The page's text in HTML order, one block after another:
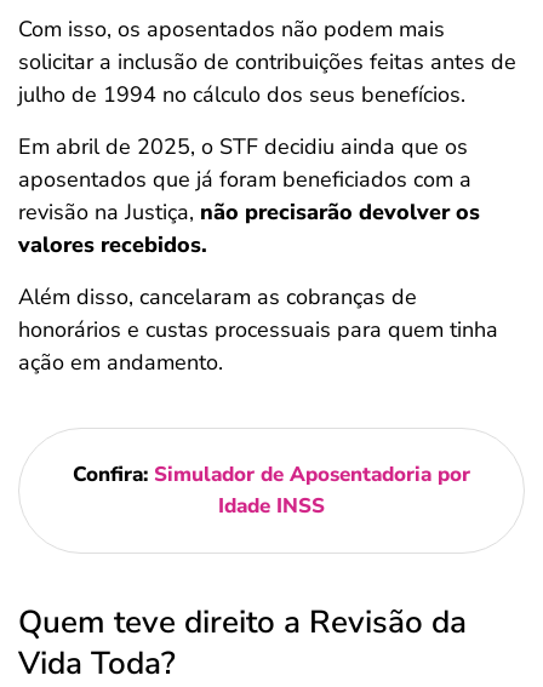
Com isso, os aposentados não podem mais
solicitar a inclusão de contribuições feitas antes de
julho de 1994 no cálculo dos seus benefícios.
Em abril de 2025, o STF decidiu ainda que os
aposentados que já foram beneficiados com a
revisão na Justiça, não precisarão devolver os
valores recebidos.
Além disso, cancelaram as cobranças de
honorários e custas processuais para quem tinha
ação em andamento.
Confira: Simulador de Aposentadoria por
Idade INSS
Quem teve direito a Revisão da
Vida Toda?